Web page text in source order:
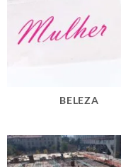
BELEZA